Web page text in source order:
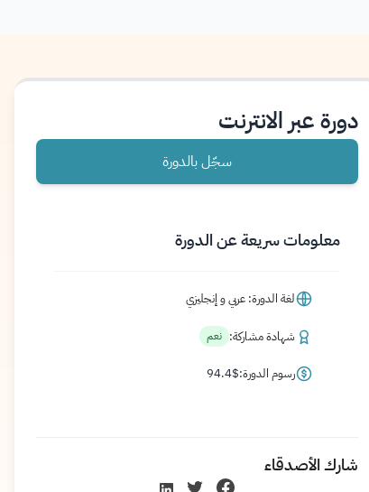
دورة عبر الانترنت
سجّل بالدورة
معلومات سريعة عن الدورة
لغة الدورة: عربي و إنجليزي
شهادة مشاركة: نعم
رسوم الدورة: 94.4$
شارك الأصدقاء